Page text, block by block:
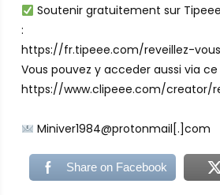
http://www.miniver1984.com/
Soutenir gratuitement sur Tipeee
:
https://fr.tipeee.com/reveillez-
https://www.clipeee.com/creator/
Miniver1984@protonmail[.]com